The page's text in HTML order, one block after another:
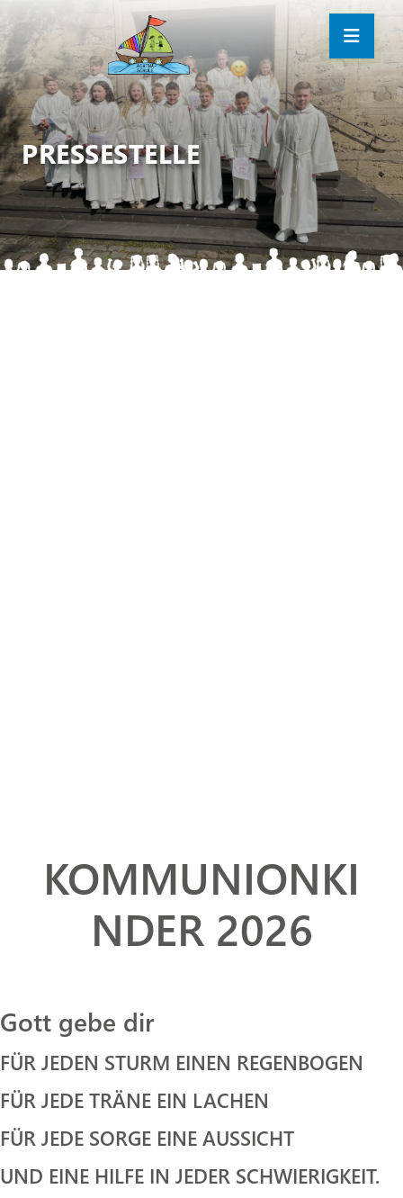
PRESSESTELLE
KOMMUNIONKI
NDER 2026
Gott gebe dir
FÜR JEDEN STURM EINEN REGENBOGEN
FÜR JEDE TRÄNE EIN LACHEN
FÜR JEDE SORGE EINE AUSSICHT
UND EINE HILFE IN JEDER SCHWIERIGKEIT.